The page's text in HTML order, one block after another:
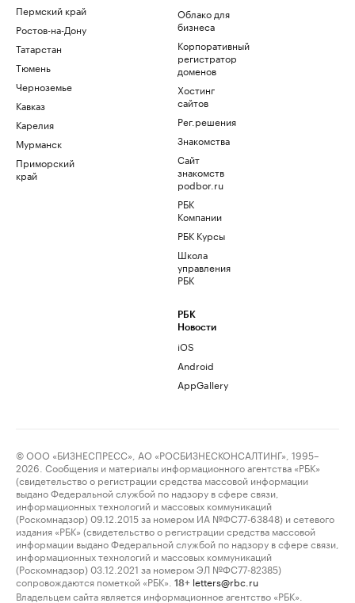
Пермский край
Ростов-на-Дону
Татарстан
Тюмень
Черноземье
Кавказ
Карелия
Мурманск
Приморский
край
Облако для
бизнеса
Корпоративный
регистратор
доменов
Хостинг
сайтов
Рег.решения
Знакомства
Сайт
знакомств
podbor.ru
РБК
Компании
РБК Курсы
Школа
управления
РБК
РБК
Новости
iOS
Android
AppGallery
© ООО «БИЗНЕСПРЕСС», АО «РОСБИЗНЕСКОНСАЛТИНГ», 1995–
2026. Сообщения и материалы информационного агентства «РБК»
(свидетельство о регистрации средства массовой информации
выдано Федеральной службой по надзору в сфере связи,
информационных технологий и массовых коммуникаций
(Роскомнадзор) 09.12.2015 за номером ИА №ФС77-63848) и сетевого
издания «РБК» (свидетельство о регистрации средства массовой
информации выдано Федеральной службой по надзору в сфере связи,
информационных технологий и массовых коммуникаций
(Роскомнадзор) 03.12.2021 за номером ЭЛ №ФС77-82385)
сопровождаются пометкой «РБК».
18+ letters@rbc.ru
Владельцем сайта является информационное агентство «РБК».